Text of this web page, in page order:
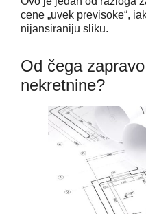
cene „uvek previsoke“,
nijansiraniju sliku.
Od čega
nekretnine?